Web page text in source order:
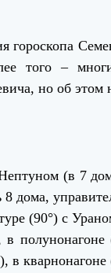
гороскопа
того –
но об этом
(в 7
8 дома,
(90°) с
в